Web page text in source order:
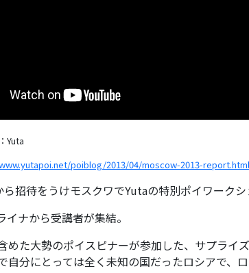
Yuta
poiblog/2013/04/moscow-2013-report.html
招待をうけモスクワでYutaの特別ポイワークシ
イナから受講者が集結。
めた大勢のポイスピナーが参加した、サプライ
自分にとっては全く未知の国だったロシアで、